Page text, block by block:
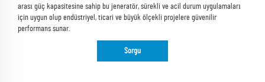
arası güç kapasitesine sahip bu jeneratör, sürekli ve acil durum uygulamaları
için uygun olup endüstriyel, ticari ve büyük ölçekli projelere güvenilir
performans sunar.
Sorgu